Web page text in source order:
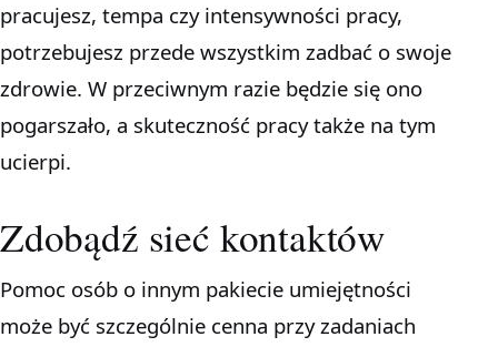
pracujesz, tempa czy intensywności pracy,
potrzebujesz przede wszystkim zadbać o swoje
zdrowie. W przeciwnym razie będzie się ono
pogarszało, a skuteczność pracy także na tym
ucierpi.
Zdobądź sieć kontaktów
Pomoc osób o innym pakiecie umiejętności
może być szczególnie cenna przy zadaniach